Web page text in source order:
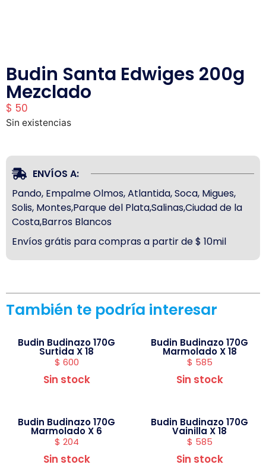
Budin Santa Edwiges 200g
Mezclado
$ 50
Sin existencias
ENVÍOS A:
Pando, Empalme Olmos, Atlantida, Soca, Migues,
Solis, Montes,Parque del Plata,Salinas,Ciudad de la
Costa,Barros Blancos
Envíos grátis para compras a partir de $ 10mil
También te podría interesar
Budin Budinazo 170G
Surtida X 18
$ 600
Sin stock
Budin Budinazo 170G
Marmolado X 18
$ 585
Sin stock
Budin Budinazo 170G
Marmolado X 6
$ 204
Sin stock
Budin Budinazo 170G
Vainilla X 18
$ 585
Sin stock